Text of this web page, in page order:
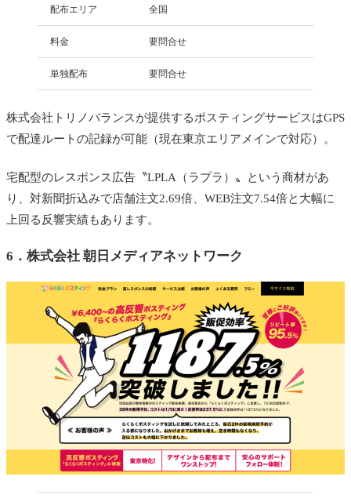
配布エリア 全国
料金 要問合せ
単独配布 要問合せ
株式会社トリノバランスが提供するポスティングサービスはGPS
で配達ルートの記録が可能（現在東京エリアメインで対応）。
宅配型のレスポンス広告〝LPLA（ラプラ）〟という商材があ
り、対新聞折込みで店舗注文2.69倍、WEB注文7.54倍と大幅に
上回る反響実績もあります。
6． 株式会社 朝日メディアネットワーク